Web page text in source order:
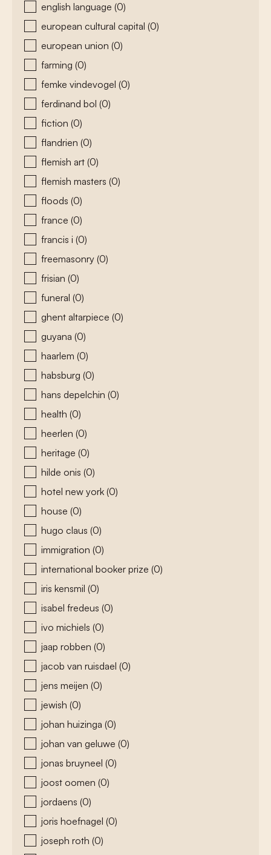
english language (0)
european cultural capital (0)
european union (0)
farming (0)
femke vindevogel (0)
ferdinand bol (0)
fiction (0)
flandrien (0)
flemish art (0)
flemish masters (0)
floods (0)
france (0)
francis i (0)
freemasonry (0)
frisian (0)
funeral (0)
ghent altarpiece (0)
guyana (0)
haarlem (0)
habsburg (0)
hans depelchin (0)
health (0)
heerlen (0)
heritage (0)
hilde onis (0)
hotel new york (0)
house (0)
hugo claus (0)
immigration (0)
international booker prize (0)
iris kensmil (0)
isabel fredeus (0)
ivo michiels (0)
jaap robben (0)
jacob van ruisdael (0)
jens meijen (0)
jewish (0)
johan huizinga (0)
johan van geluwe (0)
jonas bruyneel (0)
joost oomen (0)
jordaens (0)
joris hoefnagel (0)
joseph roth (0)